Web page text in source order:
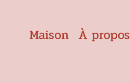
Maison À propos